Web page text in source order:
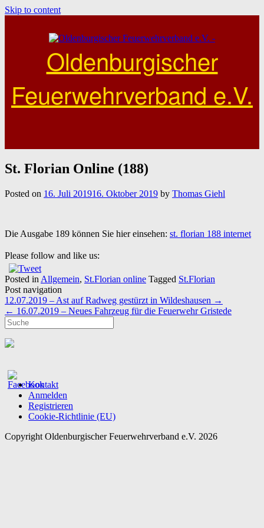
Skip to content
Oldenburgischer
Feuerwehrverband e.V.
St. Florian Online (188)
Posted on 16. Juli 201916. Oktober 2019 by Thomas Giehl
Die Ausgabe 189 können Sie hier einsehen: st. florian 188 internet
Please follow and like us:
Posted in Allgemein, St.Florian online Tagged St.Florian
Post navigation
12.07.2019 – Ast auf Radweg gestürzt in Wildeshausen →
← 16.07.2019 – Neues Fahrzeug für die Feuerwehr Gristede
Kontakt
Anmelden
Registrieren
Cookie-Richtlinie (EU)
Copyright Oldenburgischer Feuerwehrverband e.V. 2026